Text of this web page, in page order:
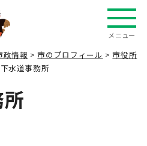
メニュー
政情報 >市のプロフィール >市役所
水道事務所